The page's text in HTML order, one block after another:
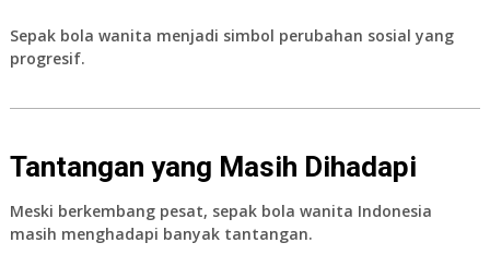
Sepak bola wanita menjadi simbol perubahan sosial yang
progresif.
Tantangan yang Masih Dihadapi
Meski berkembang pesat, sepak bola wanita Indonesia
masih menghadapi banyak tantangan.